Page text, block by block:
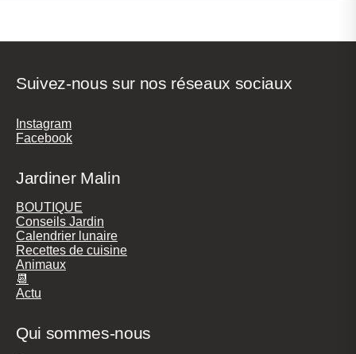
Suivez-nous sur nos réseaux sociaux
Instagram
Facebook
Jardiner Malin
BOUTIQUE
Conseils Jardin
Calendrier lunaire
Recettes de cuisine
Animaux
📆
Actu
Qui sommes-nous